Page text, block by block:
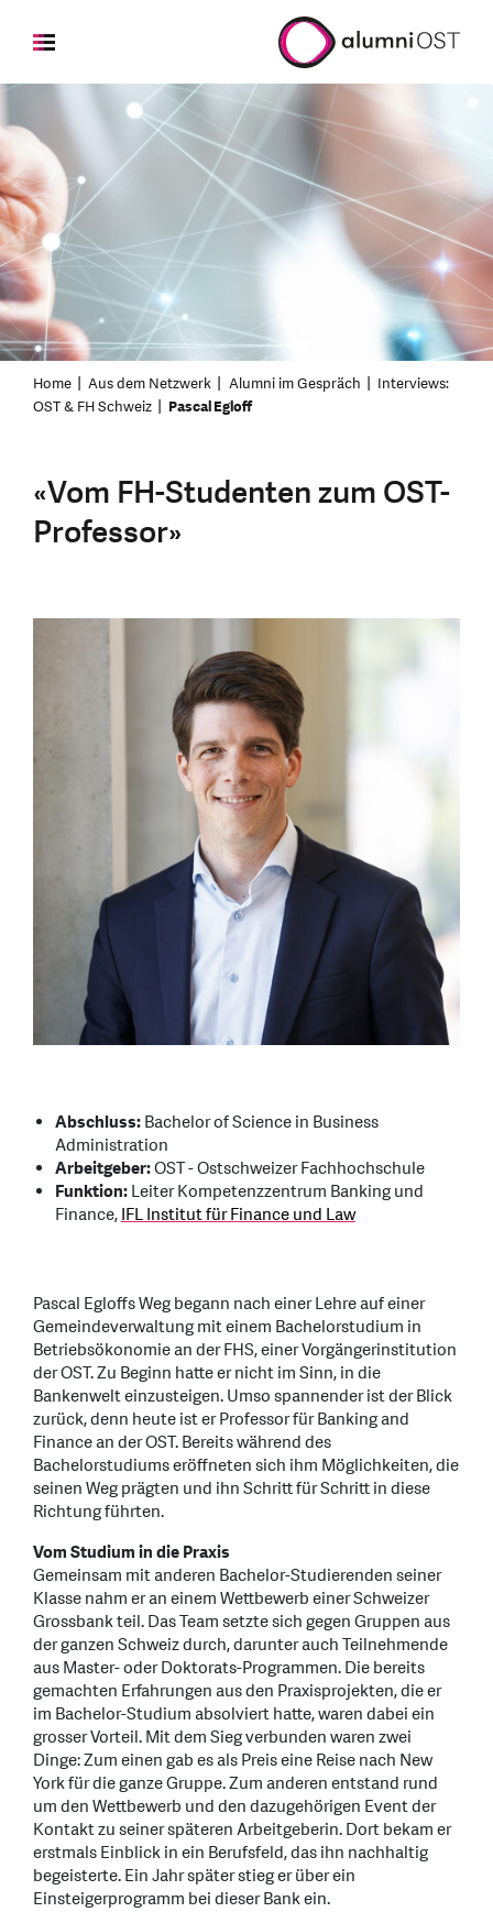
Home Aus dem Netzwerk Alumni im Gespräch
Interviews:
OST & FH Schweiz
Pascal Egloff
«Vom FH-Studenten zum OST-
Professor»
Abschluss:Bachelor of Science in Business
Administration
Arbeitgeber:OST - Ostschweizer Fachhochschule
Funktion:Leiter Kompetenzzentrum Banking und
Finance,IFL Institut für Finance und Law
Pascal Egloffs Weg begann nach einer Lehre auf einer
Gemeindeverwaltung mit einem Bachelorstudium in
Betriebsökonomie an der FHS, einer Vorgängerinstitution
der OST. Zu Beginn hatte er nicht im Sinn, in die
Bankenwelt einzusteigen. Umso spannender ist der Blick
zurück, denn heute ist er Professor für Banking and
Finance an der OST. Bereits während des
Bachelorstudiums eröffneten sich ihm Möglichkeiten, die
seinen Weg prägten und ihn Schritt für Schritt in diese
Richtung führten.
Vom Studium in die Praxis
Gemeinsam mit anderen Bachelor-Studierenden seiner
Klasse nahm er an einem Wettbewerb einer Schweizer
Grossbank teil. Das Team setzte sich gegen Gruppen aus
der ganzen Schweiz durch, darunter auch Teilnehmende
aus Master- oder Doktorats-Programmen. Die bereits
gemachten Erfahrungen aus den Praxisprojekten, die er
im Bachelor-Studium absolviert hatte, waren dabei ein
grosser Vorteil. Mit dem Sieg verbunden waren zwei
Dinge: Zum einen gab es als Preis eine Reise nach New
York für die ganze Gruppe. Zum anderen entstand rund
um den Wettbewerb und den dazugehörigen Event der
Kontakt zu seiner späteren Arbeitgeberin. Dort bekam er
erstmals Einblick in ein Berufsfeld, das ihn nachhaltig
begeisterte. Ein Jahr später stieg er über ein
Einsteigerprogramm bei dieser Bank ein.